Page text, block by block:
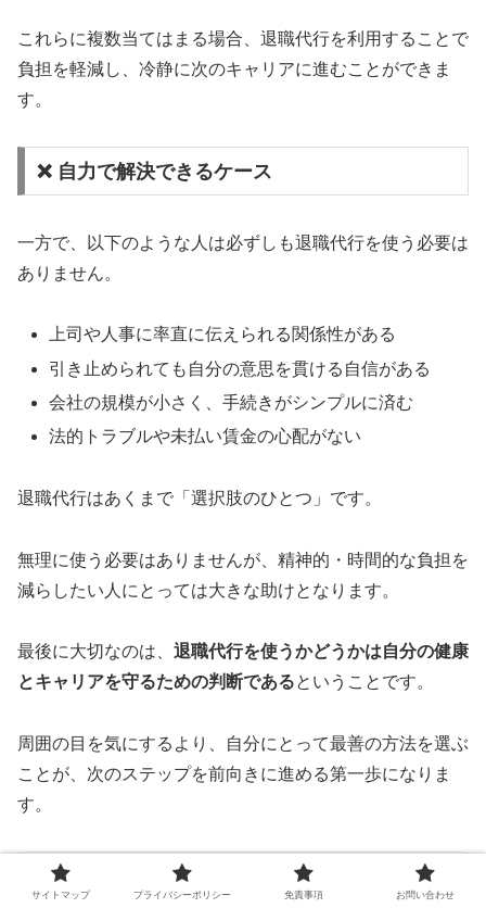
これらに複数当てはまる場合、退職代行を利用することで
負担を軽減し、冷静に次のキャリアに進むことができま
す。
❌ 自力で解決できるケース
一方で、以下のような人は必ずしも退職代行を使う必要は
ありません。
上司や人事に率直に伝えられる関係性がある
引き止められても自分の意思を貫ける自信がある
会社の規模が小さく、手続きがシンプルに済む
法的トラブルや未払い賃金の心配がない
退職代行はあくまで「選択肢のひとつ」です。
無理に使う必要はありませんが、精神的・時間的な負担を
減らしたい人にとっては大きな助けとなります。
最後に大切なのは、 退職代行を使うかどうかは自分の健康
とキャリアを守るための判断であるということです。
周囲の目を気にするより、自分にとって最善の方法を選ぶ
ことが、次のステップを前向きに進める第一歩になりま
す。
退職届の書き方完全ガイド｜注意点とマナーで円
満退職へ
退職届の正しい書き方と提出マナーを分かりやすく解説。
サイトマップ プライバシーポリシー 免責事項 お問い合わせ